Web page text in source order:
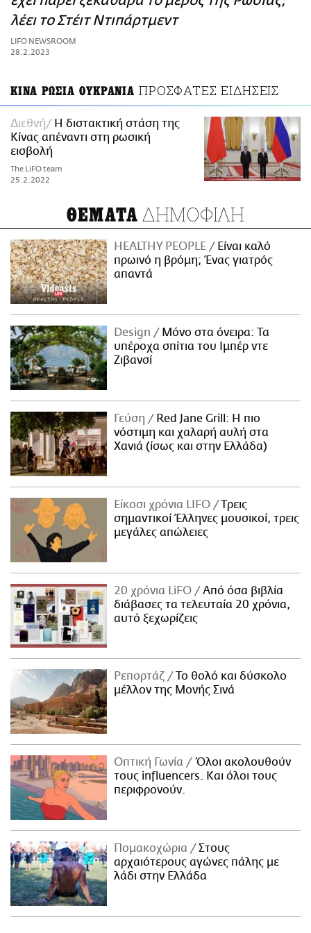
ΑΜΠΑ
PRINT
λέει το Στέιτ Ντιπάρτμεντ
LIFO NEWSROOM
28.2.2023
ΚΙΝΑ ΡΩΣΙΑ ΟΥΚΡΑΝΙΑ ΠΡΟΣΦΑΤΕΣ ΕΙΔΗΣΕΙΣ
Διεθνή
Η διστακτική στάση της
Κίνας απέναντι στη ρωσική
εισβολή
The LiFO team
25.2.2022
ΘΕΜΑΤΑ ΔΗΜΟΦΙΛΗ
HEALTHY PEOPLE
Είναι καλό
πρωινό η βρόμη; Ένας γιατρός
απαντά
Design
Μόνο στα όνειρα: Τα
υπέροχα σπίτια του Ιμπέρ ντε
Ζιβανσί
Γεύση
Red Jane Grill: Η πιο
νόστιμη και χαλαρή αυλή στα
Χανιά (ίσως και στην Ελλάδα)
Είκοσι χρόνια LIFO
Tρεις
σημαντικοί Έλληνες μουσικοί, τρεις
μεγάλες απώλειες
20 χρόνια LiFO
Από όσα βιβλία
διάβασες τα τελευταία 20 χρόνια,
αυτό ξεχωρίζεις
Ρεπορτάζ
Το θολό και δύσκολο
μέλλον της Μονής Σινά
Οπτική Γωνία
Όλοι ακολουθούν
τους influencers. Και όλοι τους
περιφρονούν.
Πομακοχώρια
Στους
αρχαιότερους αγώνες πάλης με
λάδι στην Ελλάδα